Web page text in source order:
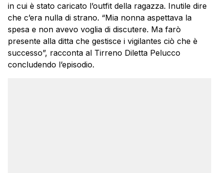
in cui è stato caricato l’outfit della ragazza. Inutile dire
che c’era nulla di strano. “Mia nonna aspettava la
spesa e non avevo voglia di discutere. Ma farò
presente alla ditta che gestisce i vigilantes ciò che è
successo”, racconta al Tirreno Diletta Pelucco
concludendo l’episodio.